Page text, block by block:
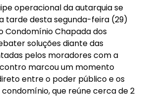
operacional da autarquia se
tarde desta segunda-feira (29)
Condomínio Chapada dos
soluções diante das
pelos moradores com a
marcou um momento
entre o poder público e os
que reúne cerca de 2